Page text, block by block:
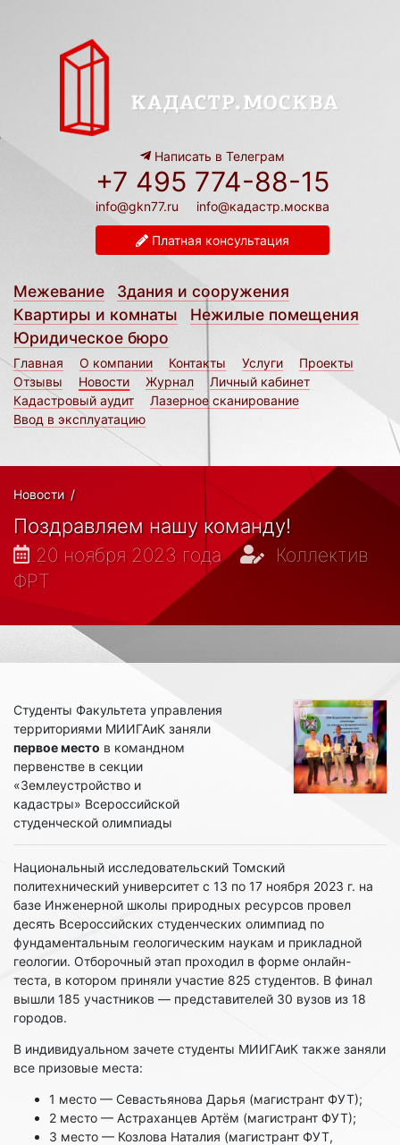
Написать в Телеграм
+7 495 774-88-15
info@gkn77.ru info@кадастр.москва
Платная консультация
Межевание
Здания и сооружения
Квартиры и комнаты
Нежилые помещения
Юридическое бюро
Главная О компании Контакты Услуги
Проекты
Отзывы
Новости Журнал
Личный кабинет
Кадастровый аудит
Лазерное сканирование
Ввод в эксплуатацию
Новости /
Поздравляем нашу команду!
20 ноября 2023 года
Коллектив
ФРТ
Студенты Факультета управления
территориями МИИГАиК заняли
первое место в командном
первенстве в секции
«Землеустройство и
кадастры» Всероссийской
студенческой олимпиады
Национальный исследовательский Томский
политехнический университет с 13 по 17 ноября 2023 г. на
базе Инженерной школы природных ресурсов провел
десять Всероссийских студенческих олимпиад по
фундаментальным геологическим наукам и прикладной
геологии. Отборочный этап проходил в форме онлайн-
теста, в котором приняли участие 825 студентов. В финал
вышли 185 участников — представителей 30 вузов из 18
городов.
В индивидуальном зачете студенты МИИГАиК также заняли
все призовые места:
1 место — Севастьянова Дарья (магистрант ФУТ);
2 место — Астраханцев Артём (магистрант ФУТ);
3 место — Козлова Наталия (магистрант ФУТ,